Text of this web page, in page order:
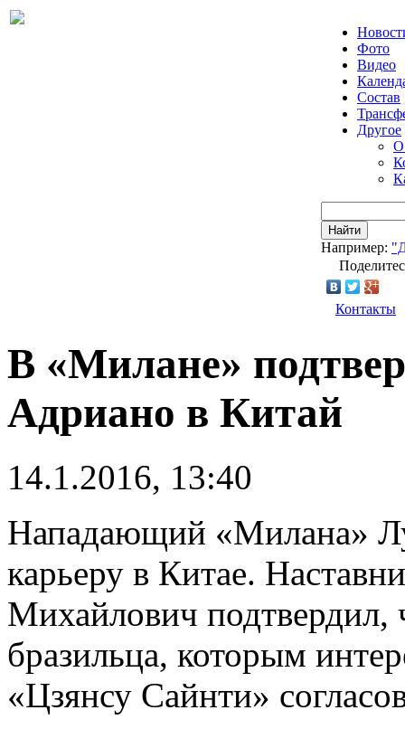
Фото
Видео
Состав
Другое
О
Найти
Например:
Контакты
В «Милане»
Адриано в Китай
14.1.2016, 13:40
Нападающий «Милана»
карьеру в Китае.
Михайлович подтвердил,
бразильца, которым
«Цзянсу Сайнти»